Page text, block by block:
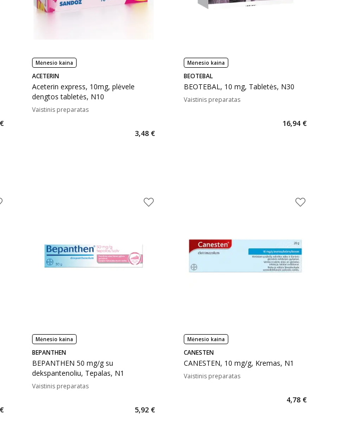
Mėnesio kaina
ACETERIN
Aceterin express, 10mg, plėvele
dengtos tabletės, N10
Vaistinis preparatas
3,48 €
Mėnesio kaina
BEOTEBAL
BEOTEBAL, 10 mg, Tabletės, N30
Vaistinis preparatas
16,94 €
Mėnesio kaina
BEPANTHEN
BEPANTHEN 50 mg/g su
dekspantenoliu, Tepalas, N1
Vaistinis preparatas
5,92 €
Mėnesio kaina
CANESTEN
CANESTEN, 10 mg/g, Kremas, N1
Vaistinis preparatas
4,78 €